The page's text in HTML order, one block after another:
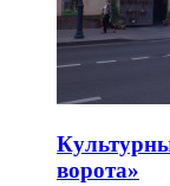
ворота»